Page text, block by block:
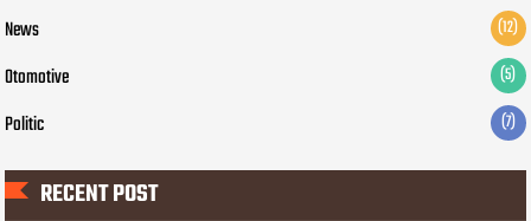
News (12)
Otomotive (5)
Politic (7)
RECENT POST